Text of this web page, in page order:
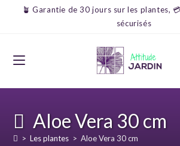
🪴 Garantie de 30 jours sur les plantes,
sécurisés
Aloe Vera 30 cm
> Les plantes > Aloe Vera 30 cm